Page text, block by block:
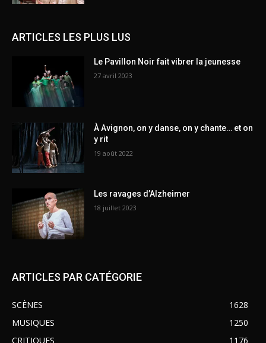
ARTICLES LES PLUS LUS
Le Pavillon Noir fait vibrer la jeunesse
27 avril 2023
À Avignon, on y danse, on y chante… et on
y rit
19 août 2022
Les ravages d’Alzheimer
18 juillet 2023
ARTICLES PAR CATÉGORIE
SCÈNES
1628
MUSIQUES
1250
CRITIQUES
1176